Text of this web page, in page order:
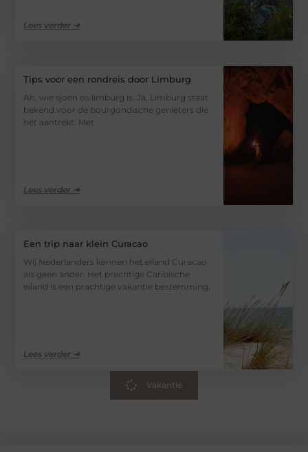
Lees verder ➜
Tips voor een rondreis door Limburg
Ah, wie sjoen os limburg is. Ja, Limburg staat
bekend voor de bourgondische genieters die
het aantrekt. Met
Lees verder ➜
Een trip naar klein Curacao
Wij Nederlanders kennen het eiland Curacao
als geen ander. Het prachtige Caribische
eiland is een prachtige vakantie bestemming,
Lees verder ➜
Vakantie